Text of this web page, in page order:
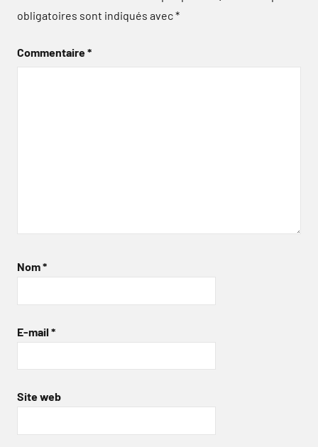
obligatoires sont indiqués avec*
Commentaire*
Nom*
E-mail *
Site web